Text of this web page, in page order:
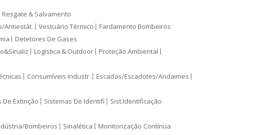
Resgate & Salvamento
Antiestát. Vestuário Térmico Fardamento Bombeiros
Detetores De Gases
Logística & Outdoor
Proteção Ambiental
Consumíveis Industr.
Escadas/Escadotes/Andaimes
De Extinção Sistemas De Identifi Sist.Identificação
Bombeiros Sinalética Monitorização Contínua